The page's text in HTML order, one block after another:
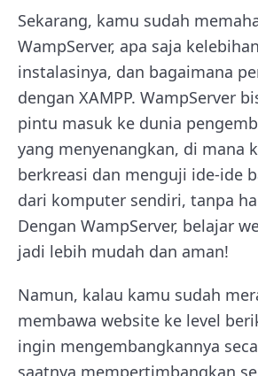
Sekarang, kamu sudah
WampServer, apa saja
instalasinya, dan bagaimana
dengan XAMPP. WampServer
pintu masuk ke dunia
yang menyenangkan, di mana
berkreasi dan menguji ide-ide
dari komputer sendiri, tanpa
Dengan WampServer, belajar
jadi lebih mudah dan aman!
Namun, kalau kamu sudah
membawa website ke level
ingin mengembangkannya
saatnya mempertimbangkan